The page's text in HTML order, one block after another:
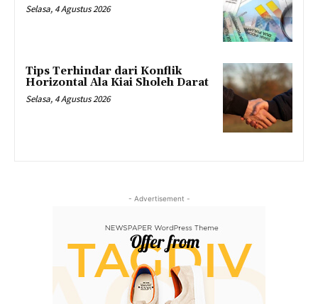
Selasa, 4 Agustus 2026
Tips Terhindar dari Konflik
Horizontal Ala Kiai Sholeh Darat
Selasa, 4 Agustus 2026
- Advertisement -